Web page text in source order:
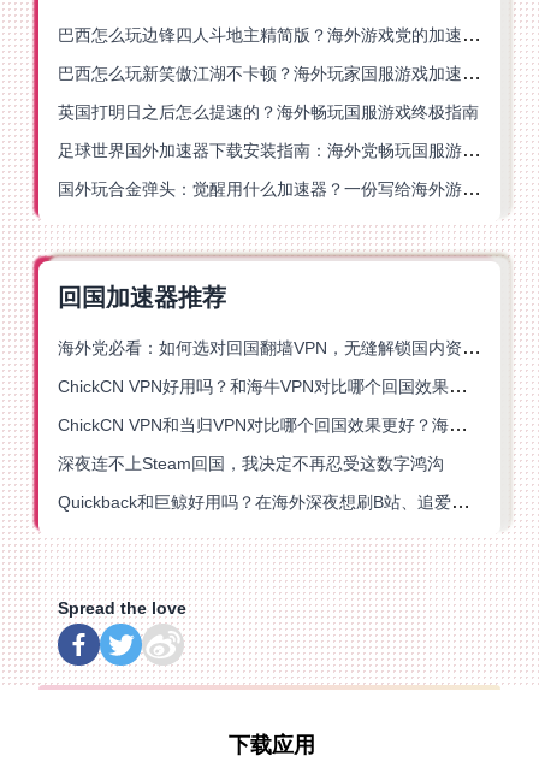
巴西怎么玩边锋四人斗地主精简版？海外游戏党的加速器终极选择
巴西怎么玩新笑傲江湖不卡顿？海外玩家国服游戏加速终极指南（附猫和老鼠一梦江湖实测）
英国打明日之后怎么提速的？海外畅玩国服游戏终极指南
足球世界国外加速器下载安装指南：海外党畅玩国服游戏的终极解决方案
国外玩合金弹头：觉醒用什么加速器？一份写给海外游子的畅玩指南
回国加速器推荐
海外党必看：如何选对回国翻墙VPN，无缝解锁国内资源？
ChickCN VPN好用吗？和海牛VPN对比哪个回国效果更好？
ChickCN VPN和当归VPN对比哪个回国效果更好？海外党亲测后选了它
深夜连不上Steam回国，我决定不再忍受这数字鸿沟
Quickback和巨鲸好用吗？在海外深夜想刷B站、追爱奇艺的你，或许正需要这份答案
Spread the love
下载应用